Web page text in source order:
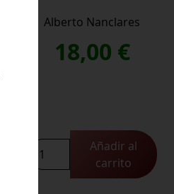
Alberto Nanclares
18,00 €
Dandelion
2024
cantidad
Añadir al
carrito